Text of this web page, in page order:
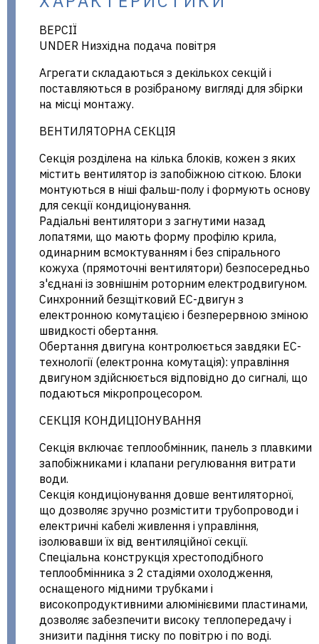
ВЕРСІЇ
UNDER Низхідна подача повітря
Агрегати складаються з декількох секцій і
поставляються в розібраному вигляді для збірки
на місці монтажу.
ВЕНТИЛЯТОРНА СЕКЦІЯ
Секція розділена на кілька блоків, кожен з яких
містить вентилятор із запобіжною сіткою. Блоки
монтуються в ніші фальш-полу і формують основу
для секції кондиціонування.
Радіальні вентилятори з загнутими назад
лопатями, що мають форму профілю крила,
одинарним всмоктуванням і без спірального
кожуха (прямоточні вентилятори) безпосередньо
з'єднані із зовнішнім роторним електродвигуном.
Синхронний безщітковий EC-двигун з
електронною комутацією і безперервною зміною
швидкості обертання.
Обертання двигуна контролюється завдяки EC-
технології (електронна комутація): управління
двигуном здійснюється відповідно до сигналі, що
подаються мікропроцесором.
СЕКЦІЯ КОНДИЦІОНУВАННЯ
Секція включає теплообмінник, панель з плавкими
запобіжниками і клапани регулювання витрати
води.
Секція кондиціонування довше вентиляторної,
що дозволяє зручно розмістити трубопроводи і
електричні кабелі живлення і управління,
ізолювавши їх від вентиляційної секції.
Спеціальна конструкція хрестоподібного
теплообмінника з 2 стадіями охолодження,
оснащеного мідними трубками і
високопродуктивними алюмінієвими пластинами,
дозволяє забезпечити високу теплопередачу і
знизити падіння тиску по повітрю і по воді.